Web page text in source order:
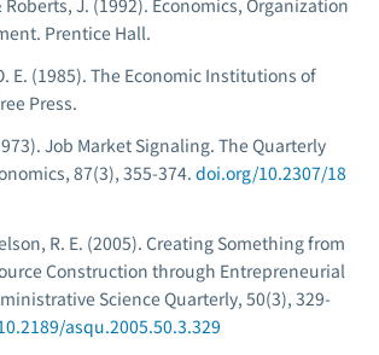
Roberts, J. (1992). Economics, Organization
Prentice Hall.
E. (1985).The Economic Institutions of
Press.
Job Market Signaling. The Quarterly
, 87(3), 355-374. doi.org/10.2307/18
R. E. (2005). Creating Something from
Construction through Entrepreneurial
Science Quarterly, 50(3), 329-
asqu.2005.50.3.329